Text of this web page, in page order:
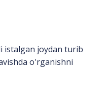
istalgan joydan turib
o'rganishni